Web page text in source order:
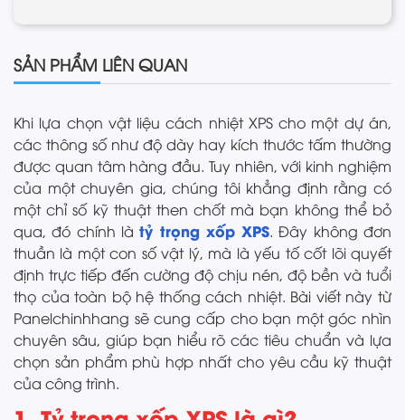
SẢN PHẨM LIÊN QUAN
Khi lựa chọn vật liệu cách nhiệt XPS cho một dự án,
các thông số như độ dày hay kích thước tấm thường
được quan tâm hàng đầu. Tuy nhiên, với kinh nghiệm
của một chuyên gia, chúng tôi khẳng định rằng có
một chỉ số kỹ thuật then chốt mà bạn không thể bỏ
qua, đó chính làtỷ trọng xốp XPS. Đây không đơn
thuần là một con số vật lý, mà là yếu tố cốt lõi quyết
định trực tiếp đến cường độ chịu nén, độ bền và tuổi
thọ của toàn bộ hệ thống cách nhiệt. Bài viết này từ
Panelchinhhang sẽ cung cấp cho bạn một góc nhìn
chuyên sâu, giúp bạn hiểu rõ các tiêu chuẩn và lựa
chọn sản phẩm phù hợp nhất cho yêu cầu kỹ thuật
của công trình.